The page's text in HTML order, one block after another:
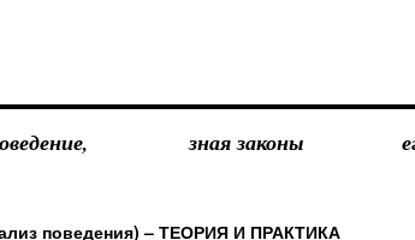
зная законы
поведения) – ТЕОРИЯ И ПРАКТИКА